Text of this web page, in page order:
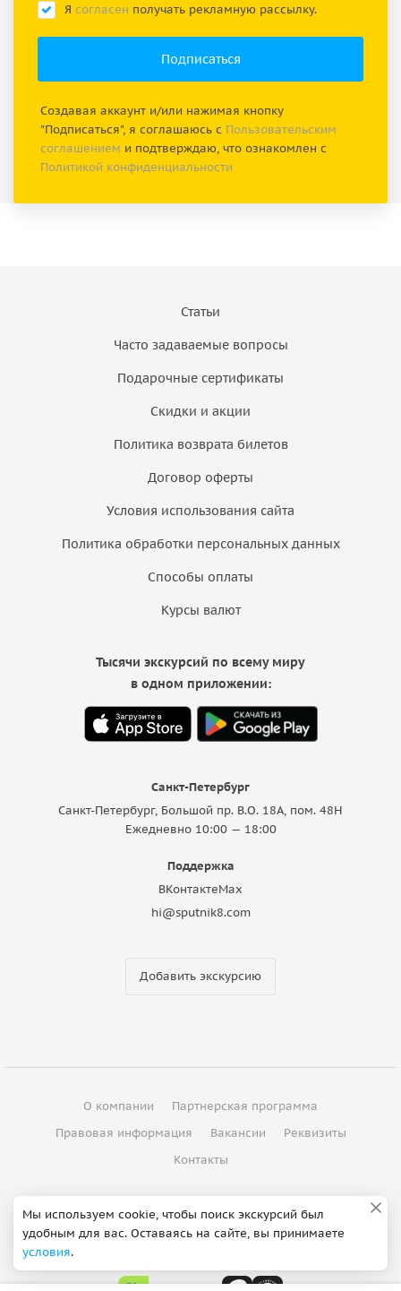
Я согласен получать рекламную рассылку.
Создавая аккаунт и/или нажимая кнопку
"Подписаться", я соглашаюсь с Пользовательским
соглашением и подтверждаю, что ознакомлен с
Политикой конфиденциальности
Статьи
Часто задаваемые вопросы
Подарочные сертификаты
Скидки и акции
Политика возврата билетов
Договор оферты
Условия использования сайта
Политика обработки персональных данных
Способы оплаты
Курсы валют
Санкт-Петербург
Санкт-Петербург, Большой пр. В.О. 18A, пом. 48Н
Ежедневно 10:00 — 18:00
Поддержка
ВКонтактеMax
hi@sputnik8.com
Добавить экскурсию
Тысячи экскурсий по всему миру
в одном приложении:
О компании
Партнерская программа
Правовая информация
Вакансии
Реквизиты
Контакты
© 2012 - 2026 ООО "Спутник"
Сделано в Петербурге
Мы используем cookie, чтобы поиск экскурсий был
удобным для вас. Оставаясь на сайте, вы принимаете
условия.